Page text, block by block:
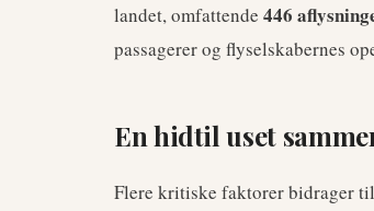
landet, omfattende 446
passagerer og flyselskabernes
En hidtil uset
Flere kritiske faktorer bidrager